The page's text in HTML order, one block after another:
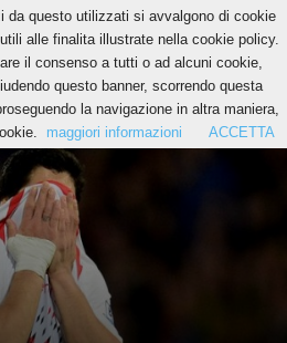
NUOTO RUGBY VELA
da questo utilizzati si avvalgono di cookie
alle finalita illustrate nella cookie policy.
il consenso a tutti o ad alcuni cookie,
questo banner, scorrendo questa
la navigazione in altra maniera,
maggiori informazioni ACCETTA